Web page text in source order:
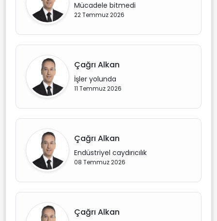
Mücadele bitmedi
22 Temmuz 2026
Çağrı Alkan
İşler yolunda
11 Temmuz 2026
Çağrı Alkan
Endüstriyel caydırıcılık
08 Temmuz 2026
Çağrı Alkan